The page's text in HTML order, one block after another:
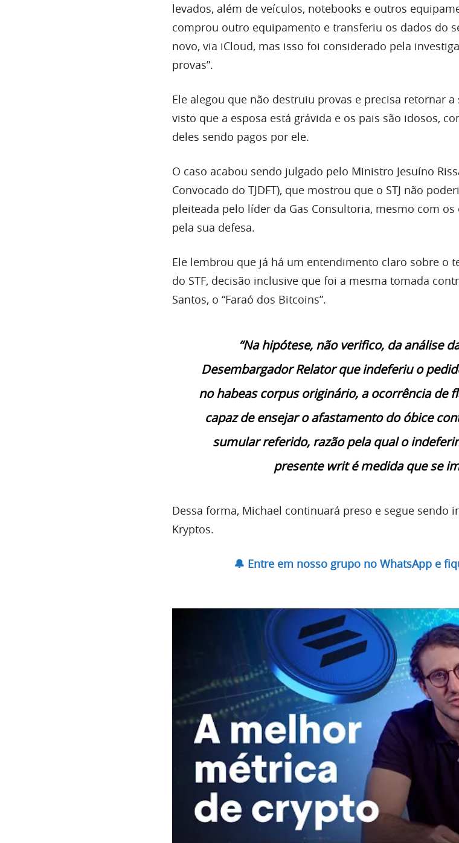
levados, além de veículos, notebooks e outros
comprou outro equipamento e transferiu os dados do
novo, via iCloud, mas isso foi considerado pela
provas”.
Ele alegou que não destruiu provas e precisa retornar
visto que a esposa está grávida e os pais são idosos,
deles sendo pagos por ele.
O caso acabou sendo julgado pelo Ministro Jesuíno
Convocado do TJDFT), que mostrou que o STJ não
pleiteada pelo líder da Gas Consultoria, mesmo com
pela sua defesa.
Ele lembrou que já há um entendimento claro sobre o
do STF, decisão inclusive que foi a mesma tomada
Santos, o “Faraó dos Bitcoins”.
“Na hipótese, não verifico, da análise
Desembargador Relator que indeferiu o
no habeas corpus originário, a ocorrência de
capaz de ensejar o afastamento do óbice
sumular referido, razão pela qual o
presente writ é medida que se
Dessa forma, Michael continuará preso e segue sendo
Kryptos.
🔔 Entre em nosso grupo no WhatsApp e